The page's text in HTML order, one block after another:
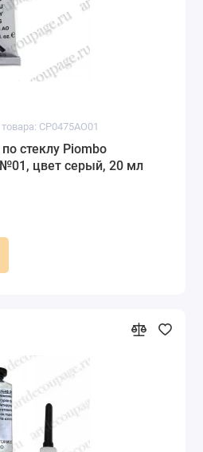
CP0475AO01
стеклу Piombo
цвет серый, 20 мл